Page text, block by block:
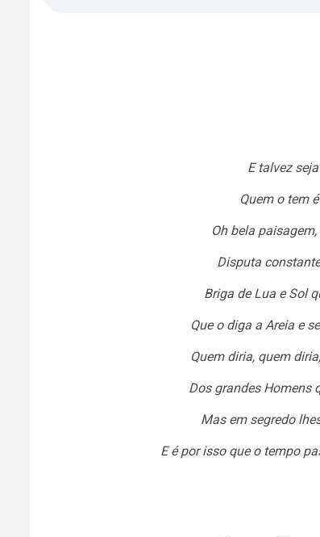
E talvez
Quem o tem
Oh bela
Disputa
Briga de Lua e Sol
Que o diga a Areia e
Quem diria, quem
Dos grandes Homens
Mas em segredo
E é por isso que o tempo